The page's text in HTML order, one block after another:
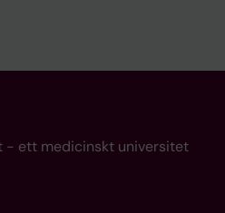
- ett medicinskt universitet